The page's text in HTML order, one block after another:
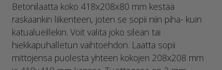
Betonilaatta koko 418x208x80 mm kestää
raskaankin liikenteen, joten se sopii niin piha- kuin
katualueillekin. Voit valita joko sileän tai
hiekkapuhalletun vaihtoehdon. Laatta sopii
mittojensa puolesta yhteen kokojen 208x208 mm